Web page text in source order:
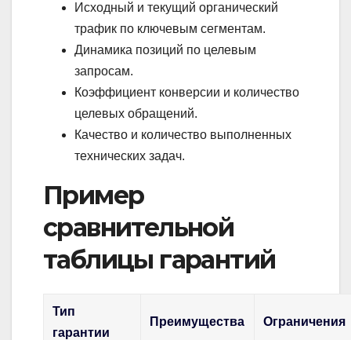
Исходный и текущий органический
трафик по ключевым сегментам.
Динамика позиций по целевым
запросам.
Коэффициент конверсии и количество
целевых обращений.
Качество и количество выполненных
технических задач.
Пример
сравнительной
таблицы гарантий
Тип
гарантии
Преимущества Ограничения